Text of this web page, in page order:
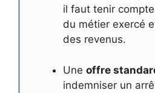
il faut tenir
du métier exercé
des revenus.
Uneoffre
indemniser un